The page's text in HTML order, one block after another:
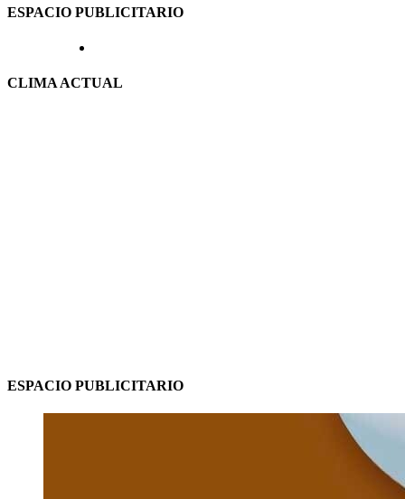
ESPACIO PUBLICITARIO
CLIMA ACTUAL
ESPACIO PUBLICITARIO